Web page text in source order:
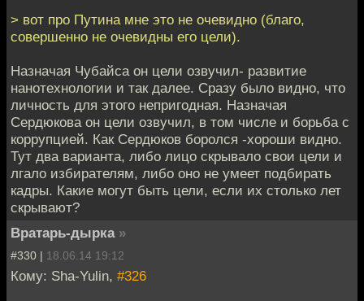
> вот про Путина мне это не очевидно (благо,
совершенно не очевидны его цели).
Назначая Чубайса он цели озвучил- развитие
нанотехнологии и так далее. Сразу было видно, что
личность для этого непригодная. Назначая
Сердюкова он цели озвучил, в том числе и борьба с
коррупцией. Как Сердюков боролся -хороши видно.
Тут два варианта, либо лицо скрывало свои цели и
лгало избирателям, либо оно не умеет подбирать
кадры. Какие могут быть цели, если их столько лет
скрывают?
Вратарь-дырка »
#330 | 18.06.14 19:12
Кому: Sha-Yulin, #326